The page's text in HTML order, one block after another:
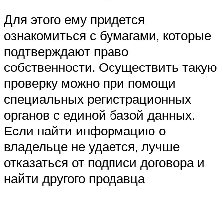
Для этого ему придется
ознакомиться с бумагами, которые
подтверждают право
собственности. Осуществить такую
проверку можно при помощи
специальных регистрационных
органов с единой базой данных.
Если найти информацию о
владельце не удается, лучше
отказаться от подписи договора и
найти другого продавца